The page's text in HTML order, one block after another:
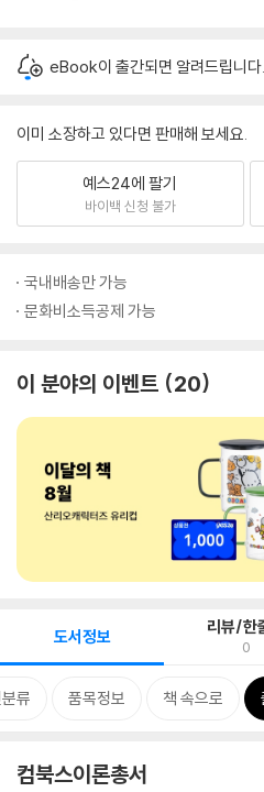
eBook이 출간되면 알려드립니다.
이미 소장하고 있다면 판매해 보세요.
예스24에 팔기
바이백 신청 불가
국내배송만 가능
문화비소득공제 가능
이 분야의 이벤트 20
도서정보 리뷰/한
0
류 품목정보 책 속으로
컴북스이론총서